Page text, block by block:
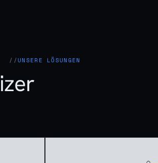
UNSERE LÖSUNGEN